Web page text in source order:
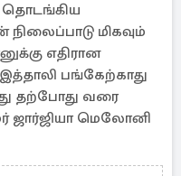
தொடங்கிய
மிகவும்
எதிரான
பங்கேற்காது
தற்போது வரை
ஜார்ஜியா மெலோனி